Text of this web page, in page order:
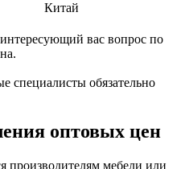
Китай
вас вопрос по
обязательно
оптовых цен
производителям мебели или